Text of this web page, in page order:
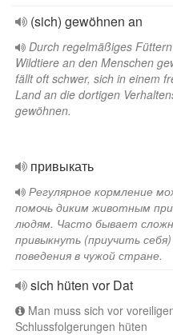
(sich) gewöhnen an
Durch regelmäßiges
Wildtiere an den Menschen
fällt oft schwer, sich in einem
Land an die dortigen
gewöhnen.
привыкать
Регулярное кормление
помочь диким животным
людям. Часто бывает
привыкнуть (приучить
поведения в чужой стране.
sich hüten vor Dat
Man muss sich vor
Schlussfolgerungen hüten